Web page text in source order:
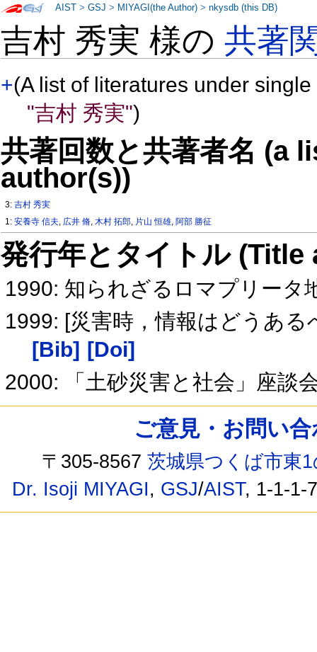
吉村 秀実 様の共著
+(A list of literatures under
"吉村 秀実")
共著回数と共著者名 (a
author(s))
3:吉村 秀実
1:安養寺 信夫, 広井 脩,木村 拓郎, 片山 恒雄, 阿部 勝征
発行年とタイトル
1990: 知られざるロマプリータ
1999: [災害時，情報はどうあ
[Bib] [Doi]
2000: 「土砂災害と社会」座談
AIST >GSJ > MIYAGI(the Author) >nkysdb (this DB)
ご意見・お問い
〒305-8567茨城県つくば市東
Dr. Isoji MIYAGI, GSJ/AIST, 1-1-1-